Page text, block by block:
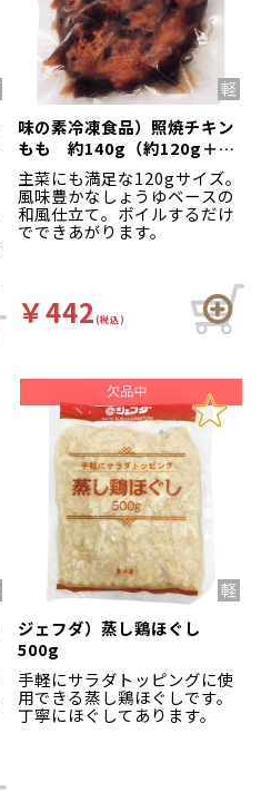
味の素冷凍食品）照焼チキン
もも 約140g（約120g＋タ
レ約20g）
主菜にも満足な120gサイズ。
風味豊かなしょうゆベースの
和風仕立て。ボイルするだけ
でできあがります。
￥442(税込)
ジェフダ）蒸し鶏ほぐし
500g
手軽にサラダトッピングに使
用できる蒸し鶏ほぐしです。
丁寧にほぐしてあります。